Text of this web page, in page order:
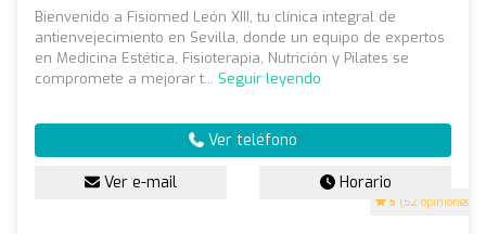
5 (52 opiniones)
Bienvenido a Fisiomed León XIII, tu clínica integral de
antienvejecimiento en Sevilla, donde un equipo de expertos
en Medicina Estética, Fisioterapia, Nutrición y Pilates se
compromete a mejorar t... Seguir leyendo
Ver teléfono
Ver e-mail Horario